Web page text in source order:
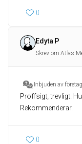
0
Edyta P
Skrev om Atlas
Inbjuden av
Proffsigt, trevligt.
Rekommenderar.
0